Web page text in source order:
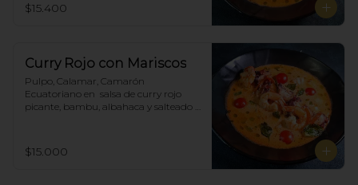
$15.400
Curry Rojo con Mariscos
Pulpo, Calamar, Camarón
Ecuatoriano en  salsa de curry rojo
picante, bambu, albahaca y salteado
$15.000